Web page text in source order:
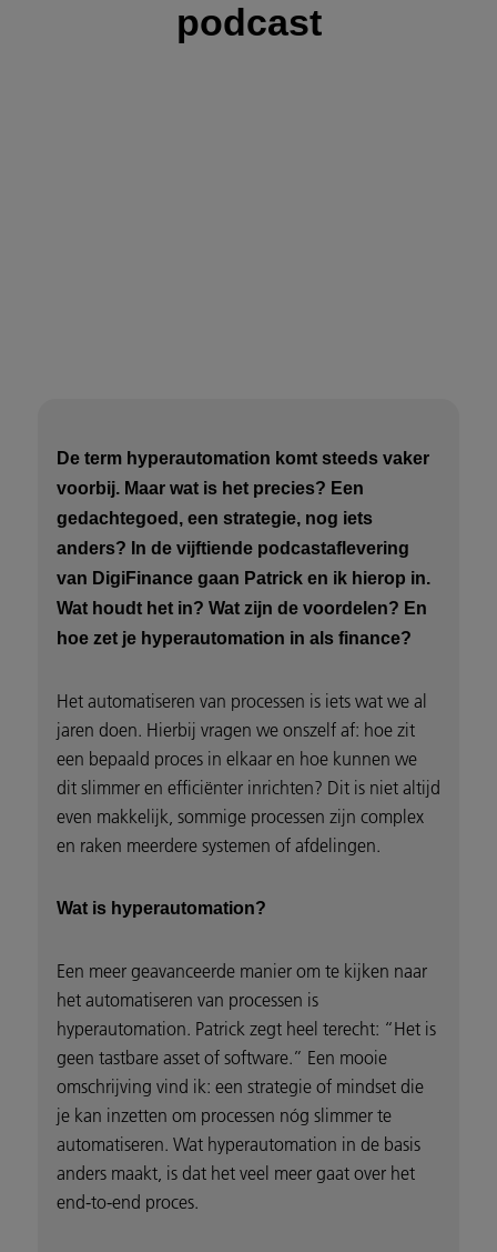
podcast
De term hyperautomation komt steeds vaker
voorbij. Maar wat is het precies? Een
gedachtegoed, een strategie, nog iets
anders? In de vijftiende podcastaflevering
van DigiFinance gaan Patrick en ik hierop in.
Wat houdt het in? Wat zijn de voordelen? En
hoe zet je hyperautomation in als finance?
Het automatiseren van processen is iets wat we al
jaren doen. Hierbij vragen we onszelf af: hoe zit
een bepaald proces in elkaar en hoe kunnen we
dit slimmer en efficiënter inrichten? Dit is niet altijd
even makkelijk, sommige processen zijn complex
en raken meerdere systemen of afdelingen.
Wat is hyperautomation?
Een meer geavanceerde manier om te kijken naar
het automatiseren van processen is
hyperautomation. Patrick zegt heel terecht: “Het is
geen tastbare asset of software.” Een mooie
omschrijving vind ik: een strategie of mindset die
je kan inzetten om processen nóg slimmer te
automatiseren. Wat hyperautomation in de basis
anders maakt, is dat het veel meer gaat over het
end-to-end proces.